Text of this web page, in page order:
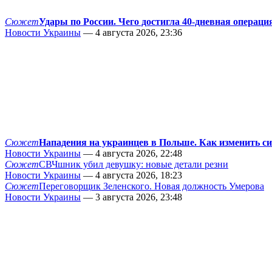
СюжетУдары по России. Чего достигла 40-дневная
Новости Украины — 4 августа 2026, 23:36
СюжетНападения на украинцев в Польше. Как изменить
Новости Украины — 4 августа 2026, 22:48
СюжетСВЧшник убил девушку: новые детали резни
Новости Украины — 4 августа 2026, 18:23
СюжетПереговорщик Зеленского. Новая должность Умерова
Новости Украины — 3 августа 2026, 23:48